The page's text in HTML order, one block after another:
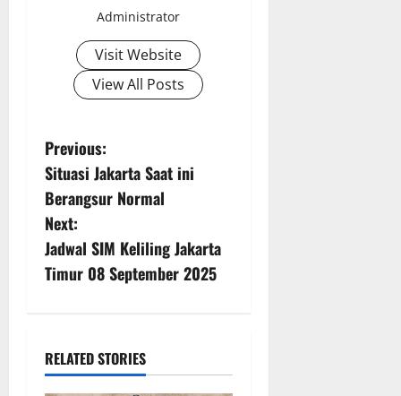
Administrator
Visit Website
View All Posts
P
o
s
t
v
Previous:
Situasi Jakarta Saat ini
Berangsur Normal
Next:
Jadwal SIM Keliling Jakarta
Timur 08 September 2025
RELATED STORIES